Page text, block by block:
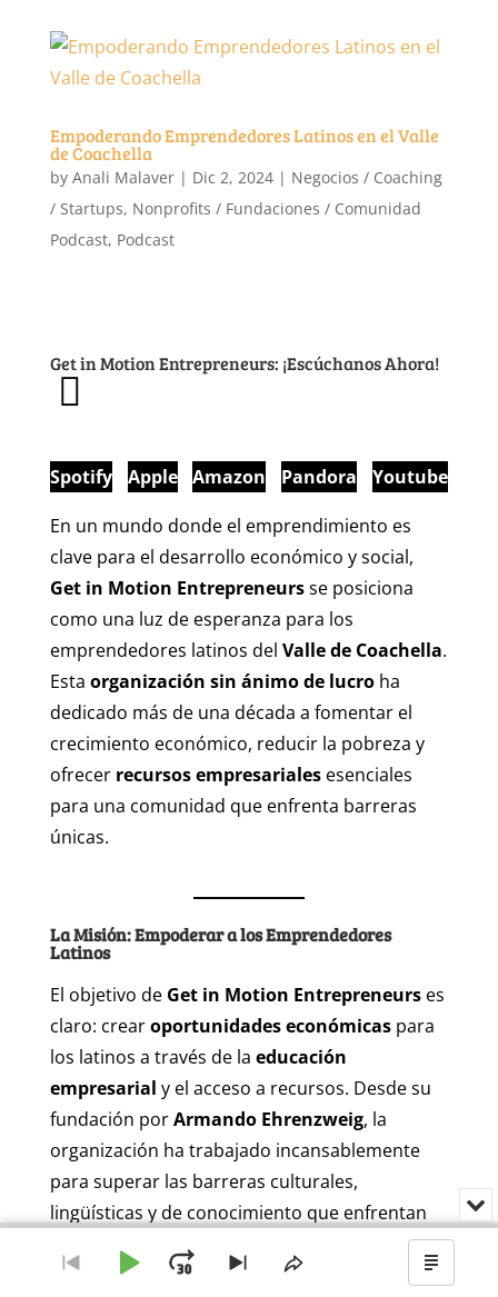
Empoderando Emprendedores Latinos en el Valle
de Coachella
by Anali Malaver| Dic 2, 2024| Negocios / Coaching
/ Startups, Nonprofits / Fundaciones / Comunidad
Podcast, Podcast
Get in Motion Entrepreneurs: ¡Escúchanos Ahora!
Spotify Apple Amazon Pandora
Youtube
En un mundo donde el emprendimiento es
clave para el desarrollo económico y social,
Get in Motion Entrepreneursse posiciona
como una luz de esperanza para los
emprendedores latinos del Valle de Coachella.
Esta organización sin ánimo de lucroha
dedicado más de una década a fomentar el
crecimiento económico, reducir la pobreza y
ofrecer recursos empresarialesesenciales
para una comunidad que enfrenta barreras
únicas.
La Misión: Empoderar a los Emprendedores
Latinos
El objetivo de Get in Motion Entrepreneurses
claro: crearoportunidades económicaspara
los latinos a través de la educación
empresarial y el acceso a recursos. Desde su
fundación porArmando Ehrenzweig, la
organización ha trabajado incansablemente
para superar las barreras culturales,
lingüísticas y de conocimiento que enfrentan
muchos inmigrantes al emprender en Estados
Unidos.
Audio
Ir
Reproducir
Avanzar
SaltarCompartir
o